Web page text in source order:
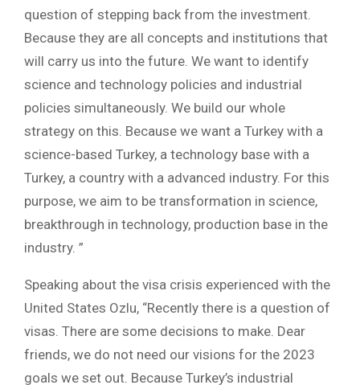
question of stepping back from the investment.
Because they are all concepts and institutions that
will carry us into the future. We want to identify
science and technology policies and industrial
policies simultaneously. We build our whole
strategy on this. Because we want a Turkey with a
science-based Turkey, a technology base with a
Turkey, a country with a advanced industry. For this
purpose, we aim to be transformation in science,
breakthrough in technology, production base in the
industry. ”
Speaking about the visa crisis experienced with the
United States Ozlu, “Recently there is a question of
visas. There are some decisions to make. Dear
friends, we do not need our visions for the 2023
goals we set out. Because Turkey’s industrial